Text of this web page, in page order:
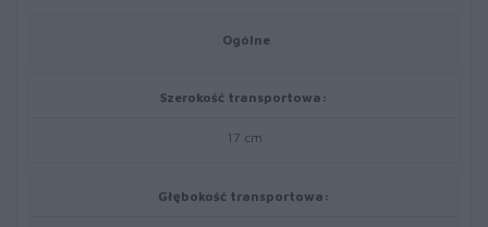
Ogólne
Szerokość transportowa:
17 cm
Głębokość transportowa: